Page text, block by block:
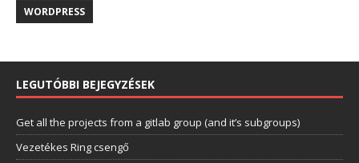
WORDPRESS
LEGUTÓBBI BEJEGYZÉSEK
Get all the projects from a gitlab group (and it’s subgroups)
Vezetékes Ring csengő